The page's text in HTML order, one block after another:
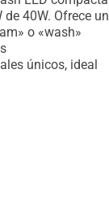
de 40W. Ofrece un
o «wash»
únicos, ideal